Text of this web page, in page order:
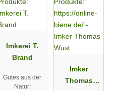
Imkerei T.
Brand
Gutes aus der
Natur!
Imker
Thomas